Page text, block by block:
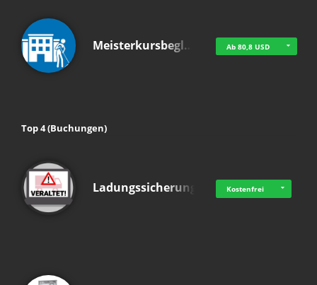
Meisterkursbegl… Ab 80,8 USD
Top 4 (Buchungen)
Ladungssicherung Kostenfrei